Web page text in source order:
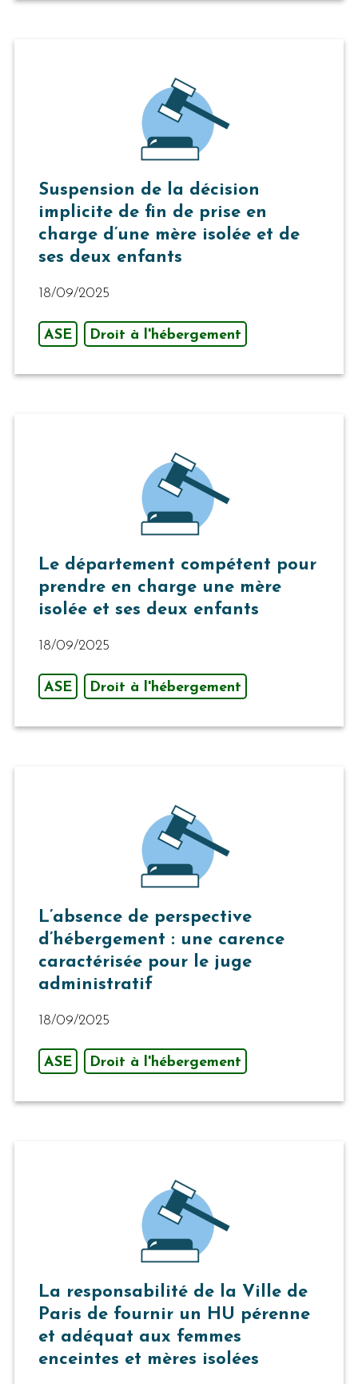
Suspension de la décision
implicite de fin de prise en
charge d’une mère isolée et de
ses deux enfants
18/09/2025
ASE Droit à l'hébergement
Le département compétent pour
prendre en charge une mère
isolée et ses deux enfants
18/09/2025
ASE Droit à l'hébergement
L’absence de perspective
d’hébergement : une carence
caractérisée pour le juge
administratif
18/09/2025
ASE Droit à l'hébergement
La responsabilité de la Ville de
Paris de fournir un HU pérenne
et adéquat aux femmes
enceintes et mères isolées